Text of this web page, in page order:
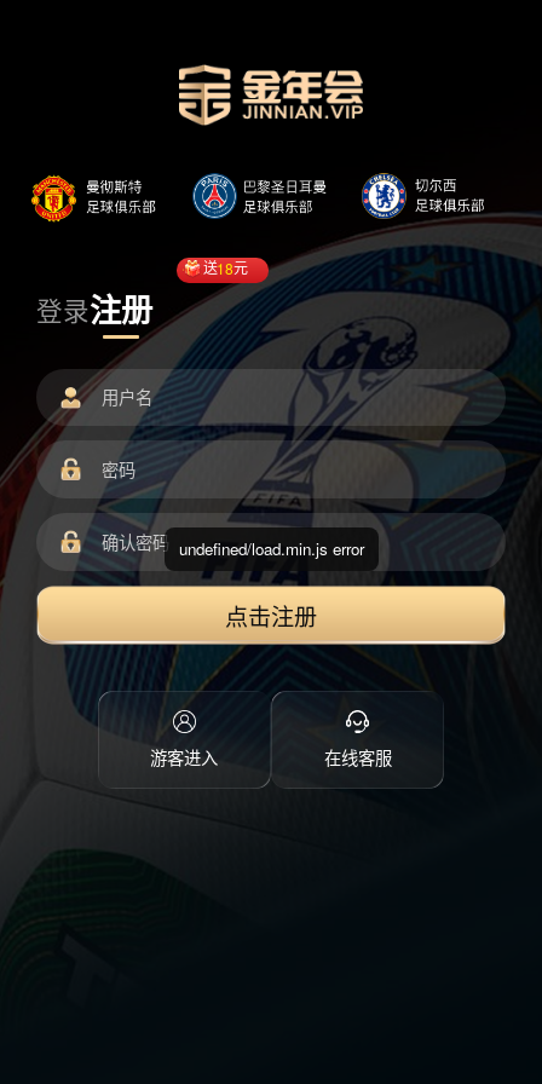
登录注册
送18元
点击注册
游客进入 在线客服
undefined/load.min.js error